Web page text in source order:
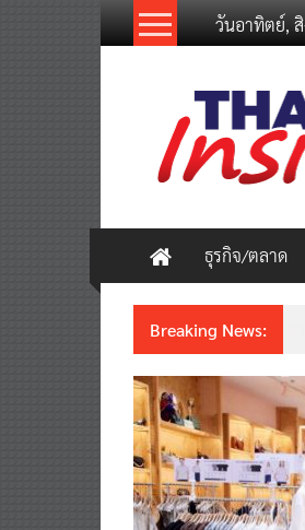
วันอาทิตย์,
Thailand
Inside
New
ธุรกิจ/ตลาด
Breaking News: